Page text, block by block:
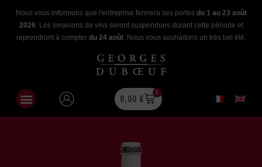
Nous vous informons que l'entreprise fermera ses portes du 1 au 23 août
2026. Les livraisons de vins seront suspendues durant cette période et
reprendront à compter du 24 août. Nous vous souhaitons un très bel été.
0,00€
0